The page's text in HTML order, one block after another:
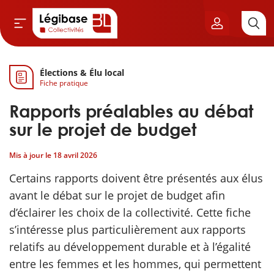
& Cimetières
& Élu local
& Finances locales
publique
Élections & Élu local
Fiche pratique
Rapports préalables au débat
sur le projet de budget
Mis à jour le 18 avril 2026
Certains rapports doivent être présentés aux élus
avant le débat sur le projet de budget afin
d’éclairer les choix de la collectivité. Cette fiche
s’intéresse plus particulièrement aux rapports
relatifs au développement durable et à l’égalité
entre les femmes et les hommes, qui permettent